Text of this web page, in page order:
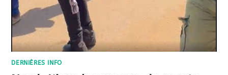
DERNIÈRES INFO